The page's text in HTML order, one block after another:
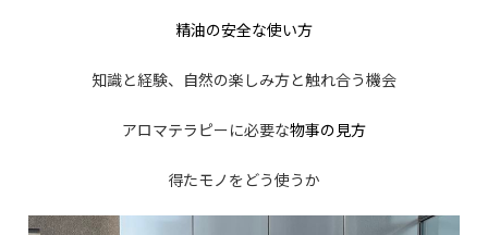
精油の安全な使い方
知識と経験、自然の楽しみ方と触れ合う機会
アロマテラピーに必要な物事の見方
得たモノをどう使うか